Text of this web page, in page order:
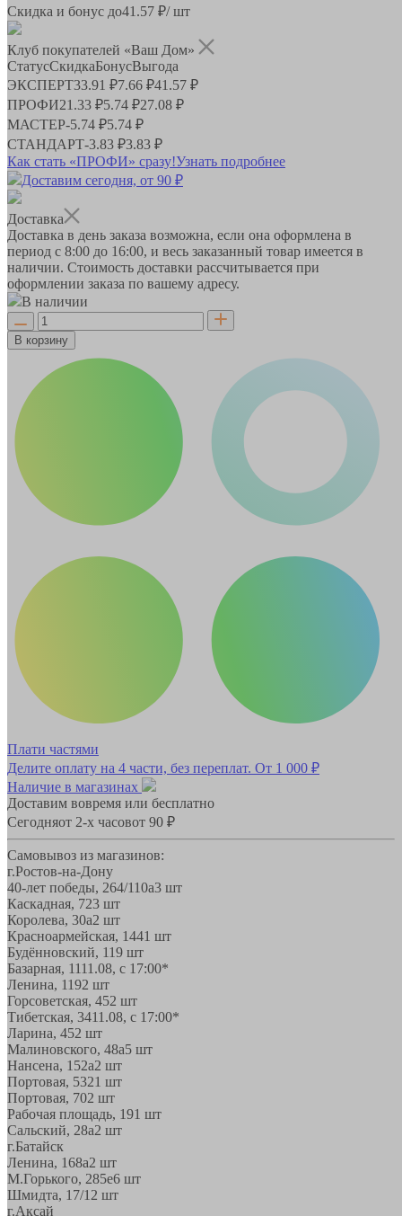
Скидка и бонус до41.57 ₽/ шт
Клуб покупателей «Ваш Дом»
СтатусСкидкаБонусВыгода
ЭКСПЕРТ33.91 ₽7.66 ₽41.57 ₽
ПРОФИ21.33 ₽5.74 ₽27.08 ₽
МАСТЕР-5.74 ₽5.74 ₽
СТАНДАРТ-3.83 ₽3.83 ₽
Как стать «ПРОФИ» сразу!Узнать подробнее
Доставим сегодня, от 90 ₽
Доставка
Доставка в день заказа возможна, если она оформлена в
период с 8:00 до 16:00, и весь заказанный товар имеется в
наличии. Стоимость доставки рассчитывается при
оформлении заказа по вашему адресу.
В наличии
В корзину
Плати частями
Делите оплату на 4 части, без переплат. От 1 000 ₽
Наличие в магазинах
Доставим вовремя или бесплатно
Сегодняот 2-х часовот 90 ₽
Самовывоз из магазинов:
г.Ростов-на-Дону
40-лет победы, 264/110а3 шт
Каскадная, 723 шт
Королева, 30а2 шт
Красноармейская, 1441 шт
Будённовский, 119 шт
Базарная, 1111.08, с 17:00*
Ленина, 1192 шт
Горсоветская, 452 шт
Тибетская, 3411.08, с 17:00*
Ларина, 452 шт
Малиновского, 48а5 шт
Нансена, 152а2 шт
Портовая, 5321 шт
Портовая, 702 шт
Рабочая площадь, 191 шт
Сальский, 28a2 шт
г.Батайск
Ленина, 168а2 шт
М.Горького, 285е6 шт
Шмидта, 17/1 2 шт
г.Аксай